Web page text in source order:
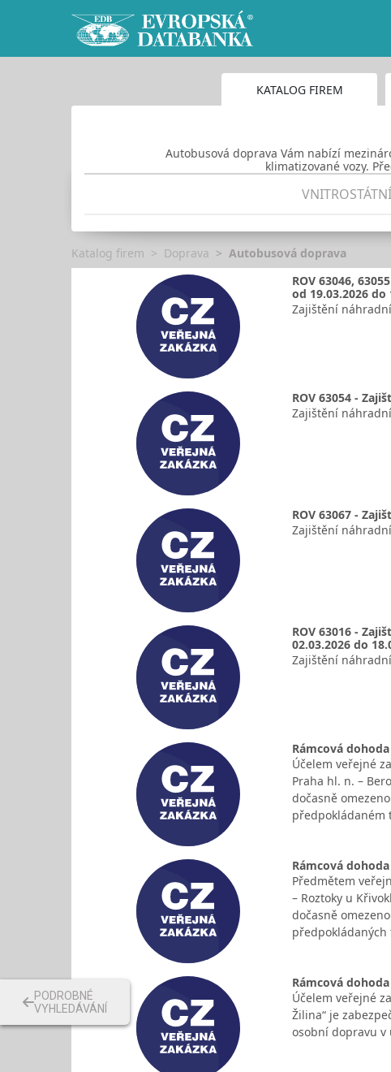
KATALOG FIREM
Autobusová doprava Vám nabízí
klimatizované vozy.
Katalog firem Doprava
Autobusová doprava
ROV 63046,
od 19.03.2026 do
Zajištění
ROV 63054 -
Zajištění
ROV 63067 -
Zajištění
ROV 63016 -
02.03.2026 do
Zajištění
Rámcová
Účelem veřejné
Praha hl. n. –
dočasně
předpokládaném
Rámcová
Předmětem
– Roztoky u
dočasně
Rámcová
Účelem veřejné
Žilina“ je
osobní dopravu v
PODROBNÉ
VYHLEDÁVÁNÍ